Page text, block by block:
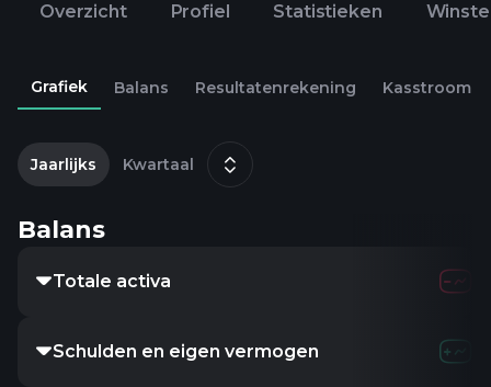
Overzicht Profiel Statistieken
Grafiek Balans Resultatenrekening Kasstroom
Jaarlijks Kwartaal
Balans
Totale activa
Schulden en eigen vermogen